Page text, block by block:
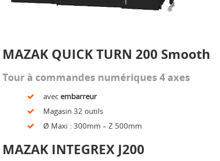
MAZAK QUICK TURN 200 Smooth
Tour à commandes numériques 4 axes
avec embarreur
Magasin 32 outils
Ø Maxi : 300mm – Z 500mm
MAZAK INTEGREX J200